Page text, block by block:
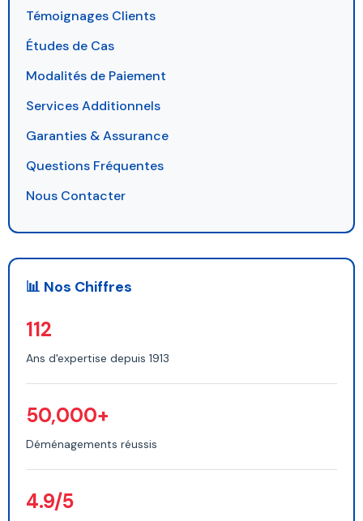
Témoignages Clients
Études de Cas
Modalités de Paiement
Services Additionnels
Garanties & Assurance
Questions Fréquentes
Nous Contacter
📊 Nos Chiffres
112
Ans d'expertise depuis 1913
50,000+
Déménagements réussis
4.9/5